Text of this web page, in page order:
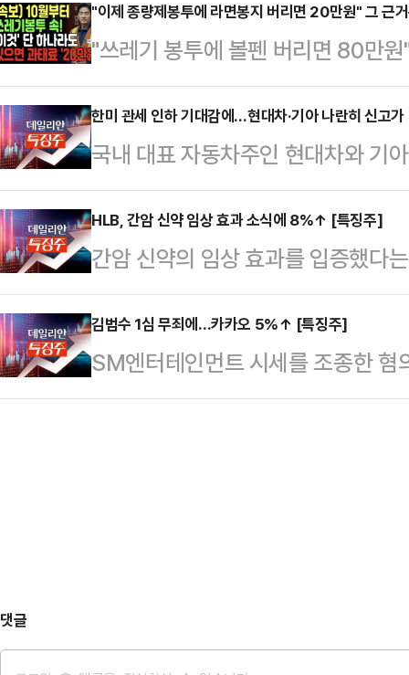
통령실 제1부속실장이 국정감사 기
사안과도 무관치 않다는 분석이다.
김장겸 국민의힘 의원이 21일 성남
직 7급으로 근무했던 배소현 씨는
를 사용하며 9차례나 기기를 변경
부터 동행한 측근이다. …
"이제 종량제봉투에 라면봉지 버리면 20만원" 그 근
"쓰레기 봉투에 볼펜 버리면 80만
만원 과태료"최근 유튜브를 중심으
가짜 뉴스가 확산하고 있다.20일
부 유튜브 영상에 대해 "사실이 아
된 것으로 보이는 한 유튜브 영상
원'이라는 인물이 나와 '라면·과자
용기를 제대로 세척하지 않고 버려
부…
한미 관세 인하 기대감에…현대차·기아 나란히 신고
국내 대표 자동차주인 현대차와 기
일 한국거래소에 따르면 이날 오전
7.06%(1만7500원) 오른 26만
6000원까지 치솟아 52주 신고가
대비 4.45%(5100원) 오른 11만
만9700원까지 올라 52주 신고가
서 열리는 아시아·태평양경제협력
HLB, 간암 신약 임상 효과 소식에 8%↑ [특징주]
간암 신약의 임상 효과를 입증했다
름세를 보이고 있다.한국거래소에
에서 HLB는 전 거래일 대비
4만6800원에 거래되기도 했다.같
전장보다 4.05% 오른 1만4910원
김범수 1심 무죄에…카카오 5%↑ [특징주]
SM엔터테인먼트 시세를 조종한 혐
쇄신위원장이 1심에서 무죄를 선고
댓글